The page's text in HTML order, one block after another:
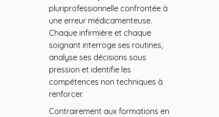
pluriprofessionnelle confrontée à
une erreur médicamenteuse.
Chaque infirmière et chaque
soignant interroge ses routines,
analyse ses décisions sous
pression et identifie les
compétences non techniques à
renforcer.
Contrairement aux formations en